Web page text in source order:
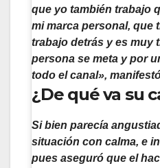
que yo también trabajo
mi marca personal, que
trabajo detrás y es muy
persona se meta y por
todo el canal»,
¿De qué va su
Si bien parecía
situación con calma, e
pues aseguró que el